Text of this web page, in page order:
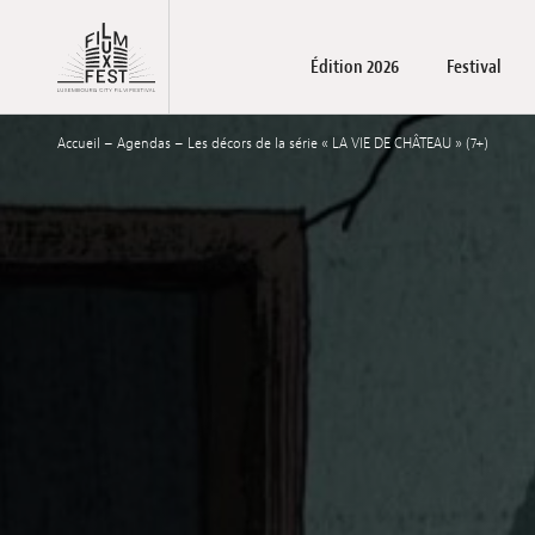
Lux Film Festival Édition 2026
Films Palmarès
Festival
À propos Devenez
LuxFilmLab Séances
Infos pratiques
Films Family days –
Séances et ateliers scolaires
Accréditations Espace
Accueil – Agendas– Les décors de la série « LA VIE DE CHÂTEAU » (7+)